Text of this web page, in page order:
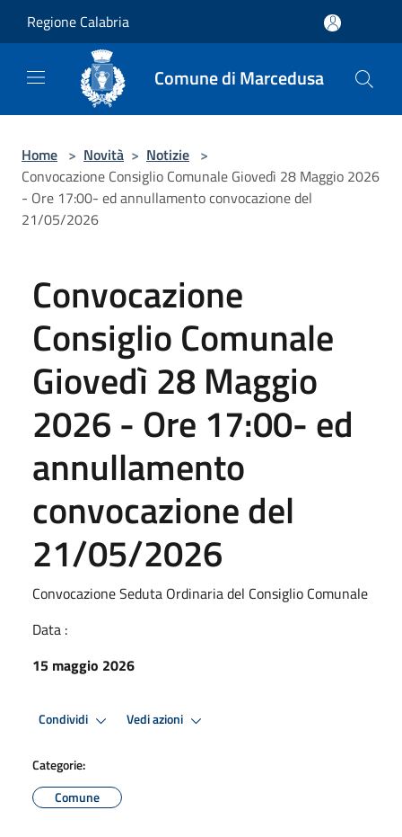
Regione Calabria
Comune di Marcedusa
Home > Novità > Notizie >
Convocazione Consiglio Comunale Giovedì 28 Maggio 2026
- Ore 17:00- ed annullamento convocazione del
21/05/2026
Convocazione
Consiglio Comunale
Giovedì 28 Maggio
2026 - Ore 17:00- ed
annullamento
convocazione del
21/05/2026
Convocazione Seduta Ordinaria del Consiglio Comunale
Data :
15 maggio 2026
Condividi Vedi azioni
Categorie:
Comune